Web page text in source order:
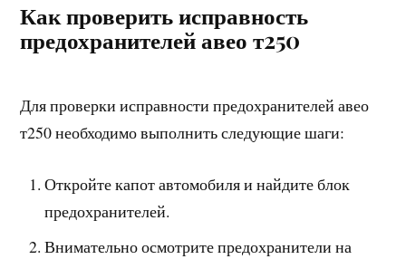
Как проверить исправность
предохранителей авео т250
Для проверки исправности предохранителей авео
т250 необходимо выполнить следующие шаги:
Откройте капот автомобиля и найдите блок
предохранителей.
Внимательно осмотрите предохранители на